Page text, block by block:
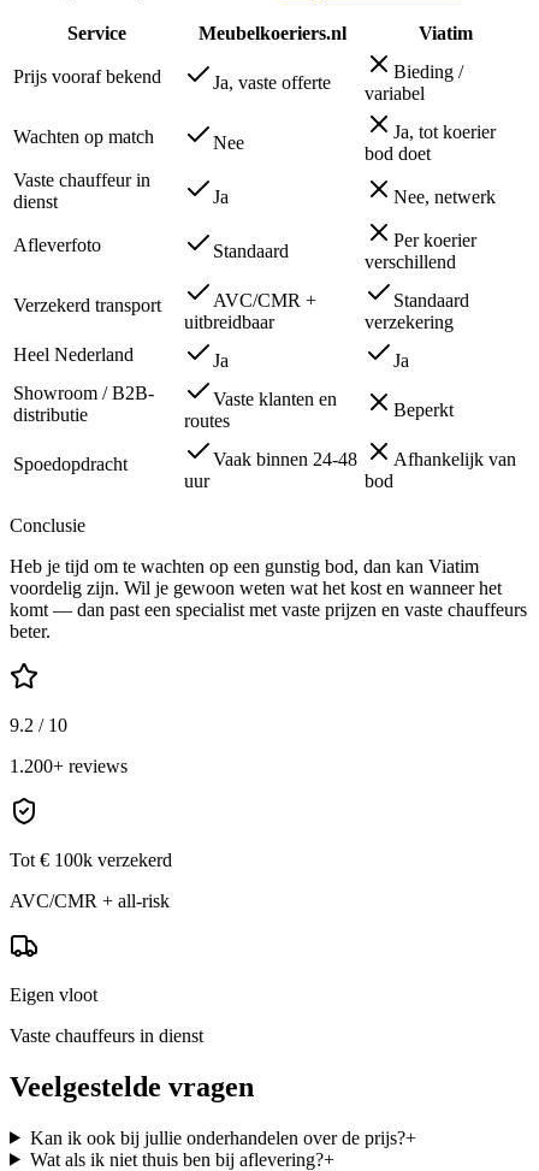
Service Meubelkoeriers.nl Viatim
Prijs vooraf bekend Ja, vaste offerte
Bieding /
variabel
Wachten op match Nee
Ja, tot koerier
bod doet
Vaste chauffeur in
dienst
Ja Nee, netwerk
Afleverfoto Standaard
Per koerier
verschillend
Verzekerd transport
AVC/CMR +
uitbreidbaar
Standaard
verzekering
Heel Nederland
Ja
Ja
Showroom / B2B-
distributie
Vaste klanten en
routes
Beperkt
Spoedopdracht
Vaak binnen 24-48
uur
Afhankelijk van
bod
Conclusie
Heb je tijd om te wachten op een gunstig bod, dan kan Viatim
voordelig zijn. Wil je gewoon weten wat het kost en wanneer het
komt — dan past een specialist met vaste prijzen en vaste chauffeurs
beter.
9.2 / 10
1.200+ reviews
Tot € 100k verzekerd
AVC/CMR + all-risk
Eigen vloot
Vaste chauffeurs in dienst
Veelgestelde vragen
Kan ik ook bij jullie onderhandelen over de prijs?+
Wat als ik niet thuis ben bij aflevering?+